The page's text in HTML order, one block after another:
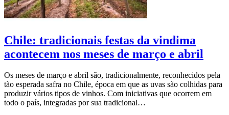
Chile: tradicionais festas da vindima
acontecem nos meses de março e abril
Os meses de março e abril são, tradicionalmente, reconhecidos pela
tão esperada safra no Chile, época em que as uvas são colhidas para
produzir vários tipos de vinhos. Com iniciativas que ocorrem em
todo o país, integradas por sua tradicional…